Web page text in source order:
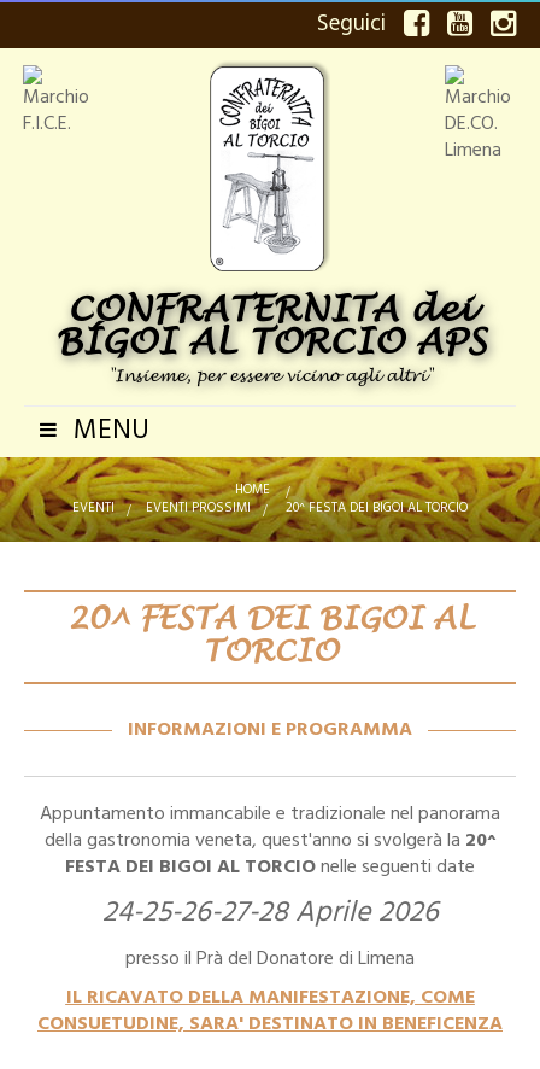
Seguici
CONFRATERNITA dei
BÍGOI AL TORCIO APS
"Insieme, per essere vicino agli altri"
Navigazione
Toggle
MENU
HOME
>
EVENTI > EVENTI PROSSIMI > 20^ FESTA DEI BIGOI AL TORCIO
20^ FESTA DEI BIGOI AL
TORCIO
INFORMAZIONI E PROGRAMMA
Appuntamento immancabile e tradizionale nel panorama
della gastronomia veneta, quest'anno si svolgerà la 20^
FESTA DEI BIGOI AL TORCIOnelle seguenti date
24-25-26-27-28 Aprile 2026
presso il Prà del Donatore di Limena
IL RICAVATO DELLA MANIFESTAZIONE, COME
CONSUETUDINE, SARA' DESTINATO IN BENEFICENZA